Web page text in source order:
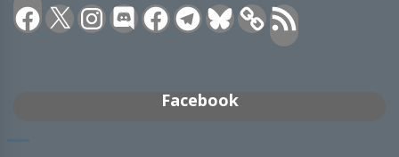
Facebook
X Instagram
DiscordFacebookTelegramBluesky Feed
RSS
Facebook